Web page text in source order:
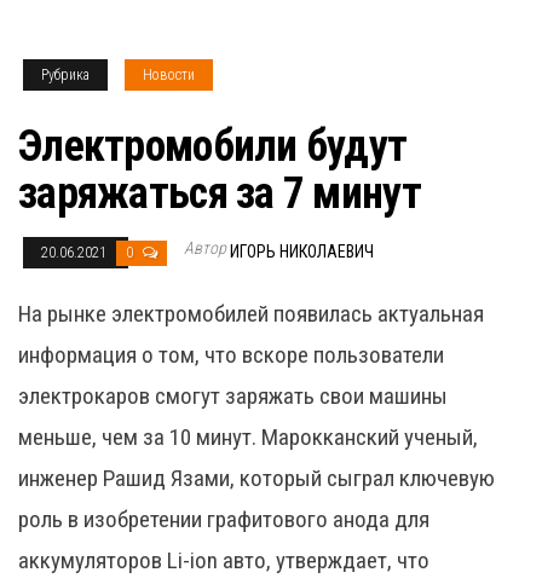
Рубрика Новости
Электромобили будут
заряжаться за 7 минут
20.06.2021 0 Автор ИГОРЬ НИКОЛАЕВИЧ
На рынке электромобилей появилась актуальная
информация о том, что вскоре пользователи
электрокаров смогут заряжать свои машины
меньше, чем за 10 минут. Марокканский ученый,
инженер Рашид Язами, который сыграл ключевую
роль в изобретении графитового анода для
аккумуляторов Li-ion авто, утверждает, что